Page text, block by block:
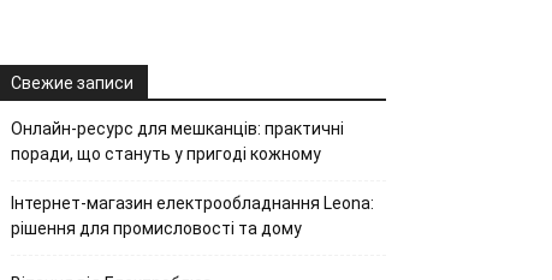
Свежие записи
Онлайн-ресурс для мешканців: практичні
поради, що стануть у пригоді кожному
Інтернет-магазин електрообладнання Leona:
рішення для промисловості та дому